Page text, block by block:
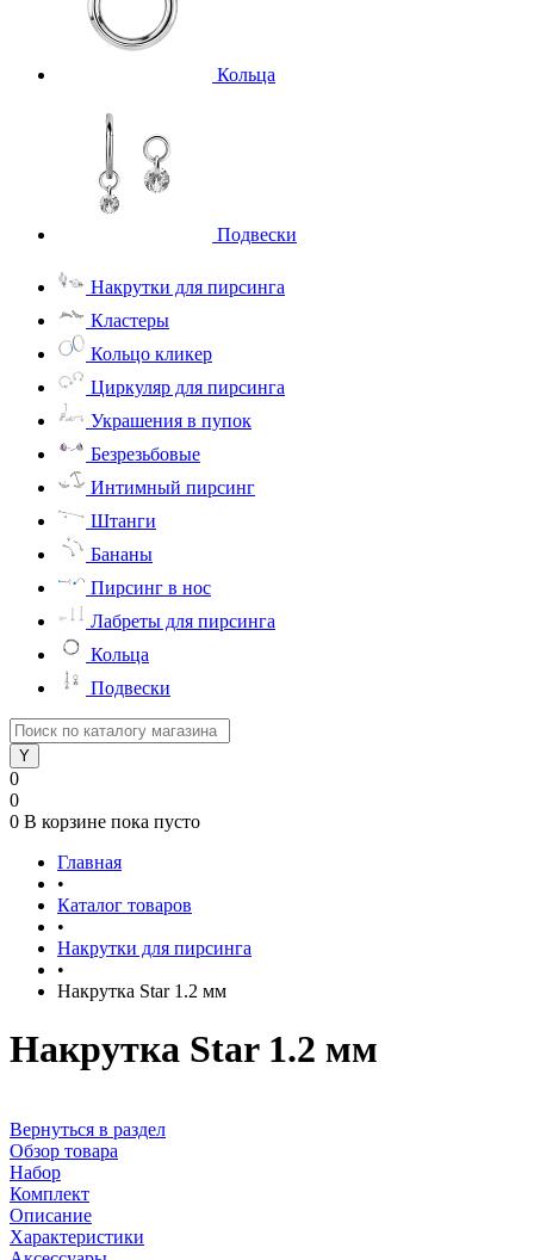
Кольца
Подвески
Накрутки для пирсинга
Кластеры
Кольцо кликер
Циркуляр для пирсинга
Украшения в пупок
Безрезьбовые
Интимный пирсинг
Штанги
Бананы
Пирсинг в нос
Лабреты для пирсинга
Кольца
Подвески
0
0
0 В корзине пока пусто
Главная
•
Каталог товаров
•
Накрутки для пирсинга
•
Накрутка Star 1.2 мм
Накрутка Star 1.2 мм
Вернуться в раздел
Обзор товара
Набор
Комплект
Описание
Характеристики